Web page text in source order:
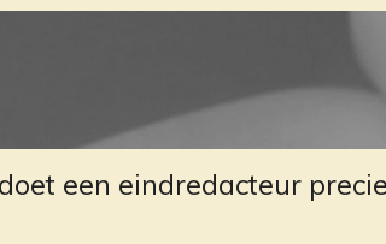
een eindredacteur